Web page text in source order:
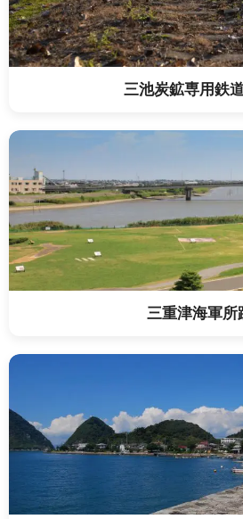
三池炭鉱専用鉄
三重津海軍所